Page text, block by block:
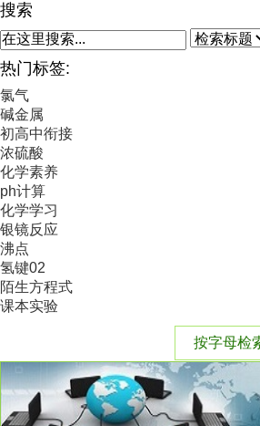
搜索
热门标签:
氯气
碱金属
初高中衔接
浓硫酸
化学素养
ph计算
化学学习
银镜反应
沸点
氢键02
陌生方程式
课本实验
按字母检